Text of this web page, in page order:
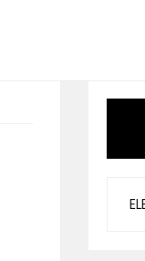
Primary